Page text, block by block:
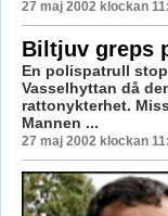
27 maj 2002 klockan
Biltjuv greps
En polispatrull
Vasselhyttan då
rattonykterhet.
Mannen ...
27 maj 2002 klockan